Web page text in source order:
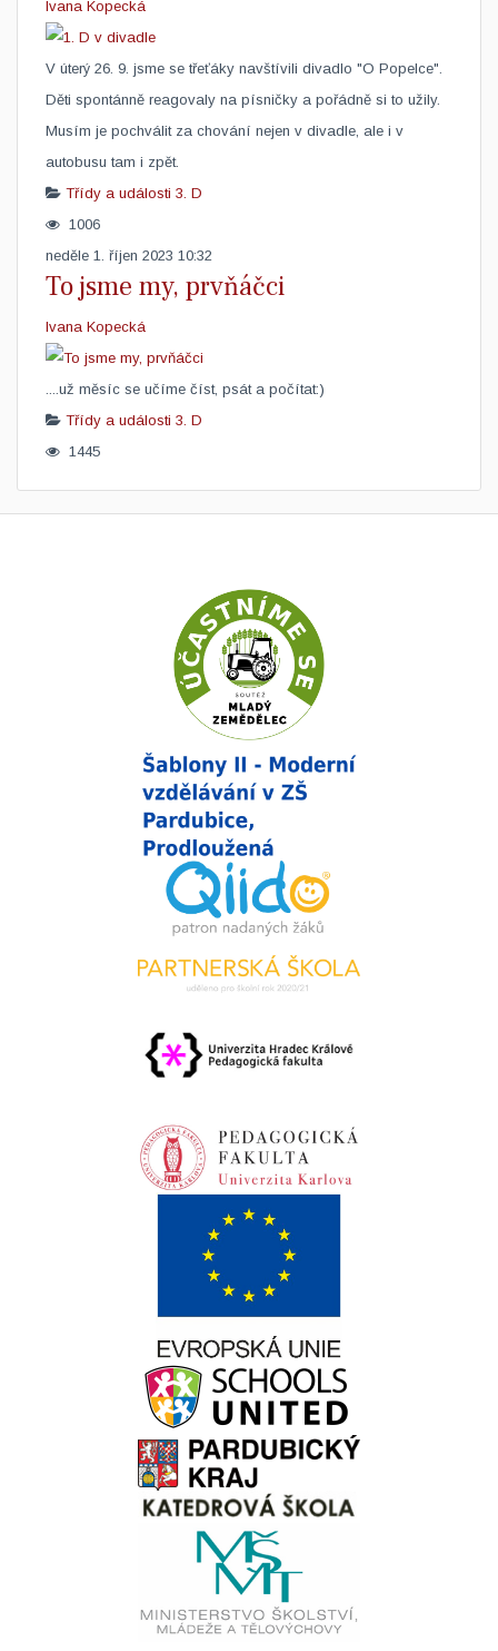
Ivana Kopecká
​V úterý 26. 9. jsme se třeťáky navštívili divadlo "O Popelce".
Děti spontánně reagovaly na písničky a pořádně si to užily.
Musím je pochválit za chování nejen v divadle, ale i v
autobusu tam i zpět.
Třídy a události 3. D
1006
neděle 1. říjen 2023 10:32
To jsme my, prvňáčci
Ivana Kopecká
​....už měsíc se učíme číst, psát a počítat:)
Třídy a události 3. D
1445